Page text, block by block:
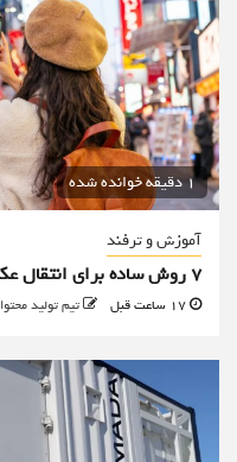
1 دقیقه خوانده شده
آموزش و ترفند
۷ روش ساده برای انتقال عکس‌ها بدون افت کیفیت
تیم تولید محتوا